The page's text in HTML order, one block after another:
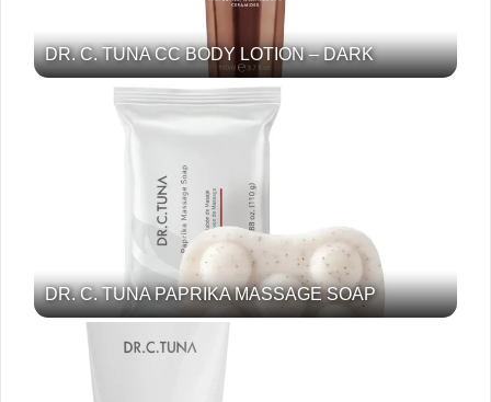
DR. C. TUNA CC BODY LOTION – DARK
DR. C. TUNA PAPRIKA MASSAGE SOAP